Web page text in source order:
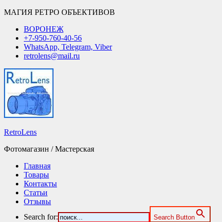
МАГИЯ РЕТРО ОБЪЕКТИВОВ
ВОРОНЕЖ
+7-950-760-40-56
WhatsApp, Telegram, Viber
retrolens@mail.ru
RetroLens
Фотомагазин / Мастерская
Главная
Товары
Контакты
Статьи
Отзывы
Search for:
Search Button